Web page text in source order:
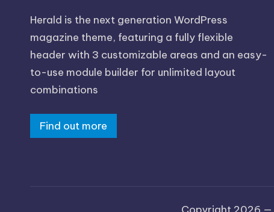
Herald is the next generation WordPress
magazine theme, featuring a fully flexible
header with 3 customizable areas and an easy-
to-use module builder for unlimited layout
combinations
Find out more